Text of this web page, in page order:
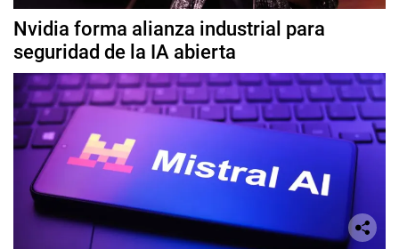
Nvidia forma alianza industrial para
seguridad de la IA abierta